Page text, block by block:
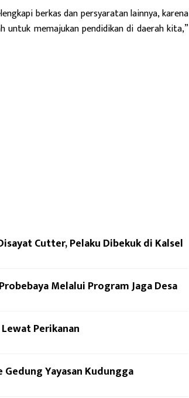
berkas dan persyaratan lainnya, karena
untuk memajukan pendidikan di daerah kita,”
Cutter, Pelaku Dibekuk di Kalsel
Melalui Program Jaga Desa
Perikanan
Yayasan Kudungga